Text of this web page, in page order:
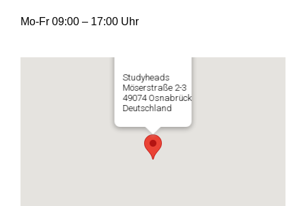
Mo-Fr 09:00 – 17:00 Uhr
Studyheads
Möserstraße 2-3
49074 Osnabrück
Deutschland